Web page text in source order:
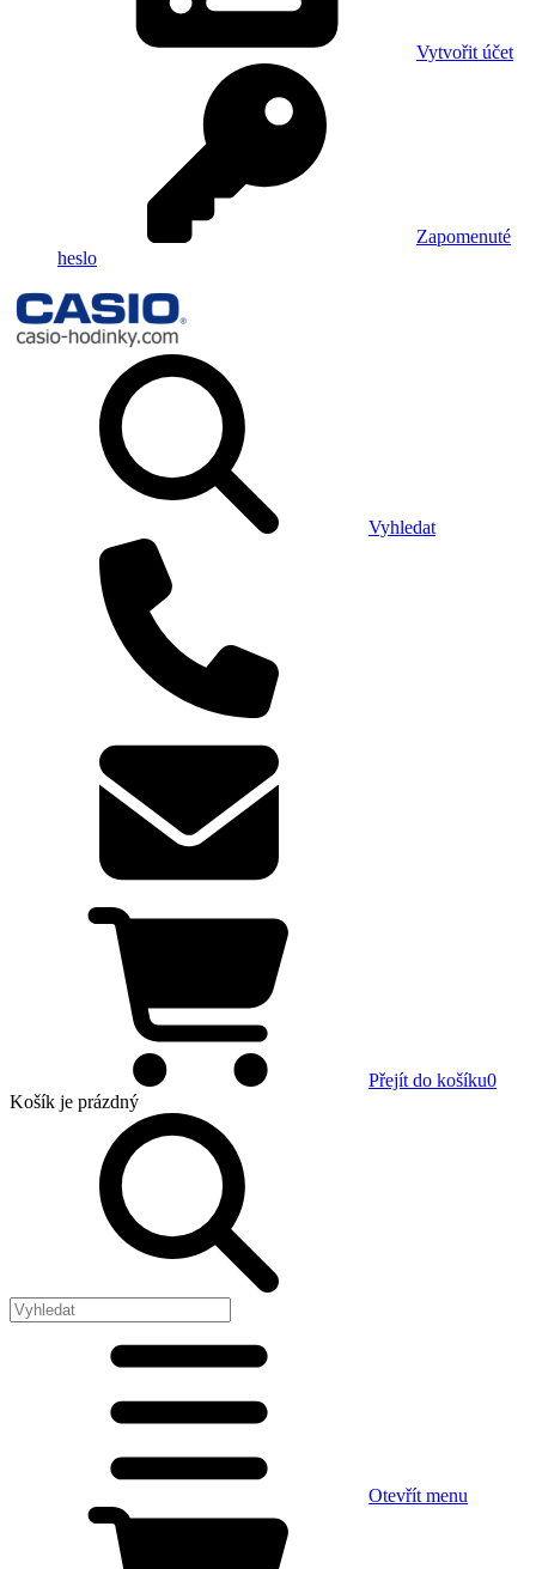
Vytvořit účet
Zapomenuté
heslo
Vyhledat
Přejít do košíku0
Košík je prázdný
Otevřít menu